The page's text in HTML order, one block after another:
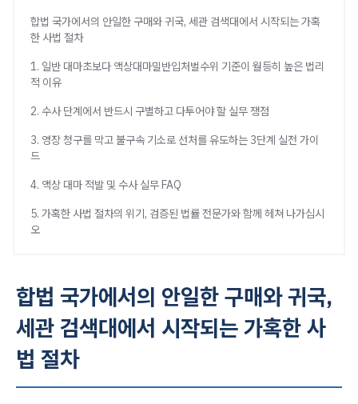
합법 국가에서의 안일한 구매와 귀국, 세관 검색대에서 시작되는 가혹
한 사법 절차
1. 일반 대마초보다 액상대마밀반입처벌수위 기준이 월등히 높은 법리
적 이유
2. 수사 단계에서 반드시 구별하고 다투어야 할 실무 쟁점
3. 영장 청구를 막고 불구속 기소로 선처를 유도하는 3단계 실전 가이
드
4. 액상 대마 적발 및 수사 실무 FAQ
5. 가혹한 사법 절차의 위기, 검증된 법률 전문가와 함께 헤쳐 나가십시
오
합법 국가에서의 안일한 구매와 귀국,
세관 검색대에서 시작되는 가혹한 사
법 절차